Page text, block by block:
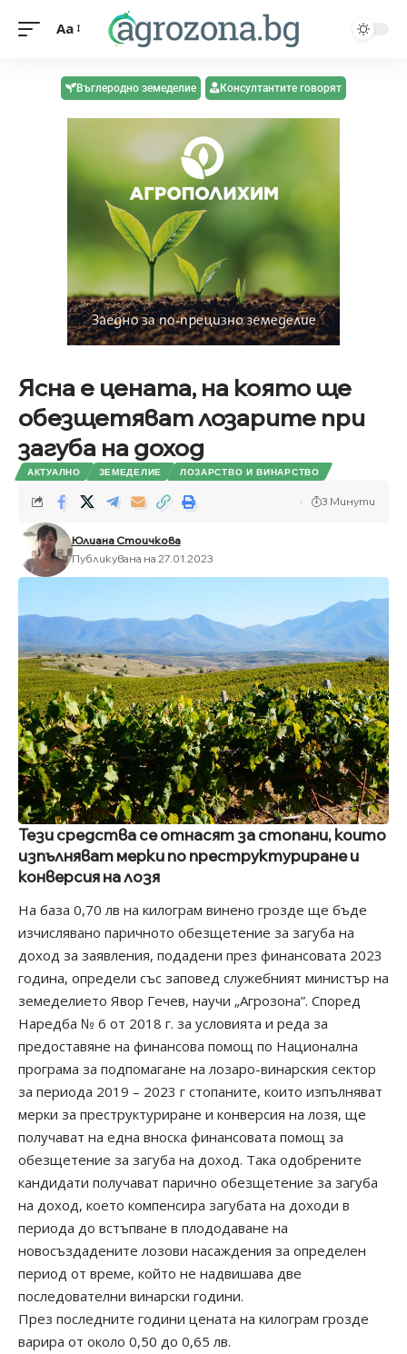
Aa
Въглеродно земеделие Консултантите говорят
Ясна е цената, на която ще
обезщетяват лозарите при
загуба на доход
АКТУАЛНО ЗЕМЕДЕЛИЕ ЛОЗАРСТВО И ВИНАРСТВО
Юлиана Стоичкова
Публикувана на 27.01.2023
3 Минути
Тези средства се отнасят за стопани, които
изпълняват мерки по преструктуриране и
конверсия на лозя
На база 0,70 лв на килограм винено грозде ще бъде
изчислявано паричното обезщетение за загуба на
доход за заявления, подадени през финансовата 2023
година, определи със заповед служебният министър на
земеделието Явор Гечев, научи „Агрозона”. Според
Наредба № 6 от 2018 г. за условията и реда за
предоставяне на финансова помощ по Национална
програма за подпомагане на лозаро-винарския сектор
за периода 2019 – 2023 г стопаните, които изпълняват
мерки за преструктуриране и конверсия на лозя, ще
получават на една вноска финансовата помощ за
обезщетение за загуба на доход. Така одобрените
кандидати получават парично обезщетение за загуба
на доход, което компенсира загубата на доходи в
периода до встъпване в плододаване на
новосъздадените лозови насаждения за определен
период от време, който не надвишава две
последователни винарски години.
През последните години цената на килограм грозде
варира от около 0,50 до 0,65 лв.